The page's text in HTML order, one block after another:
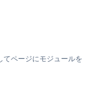
てページにモジュールを